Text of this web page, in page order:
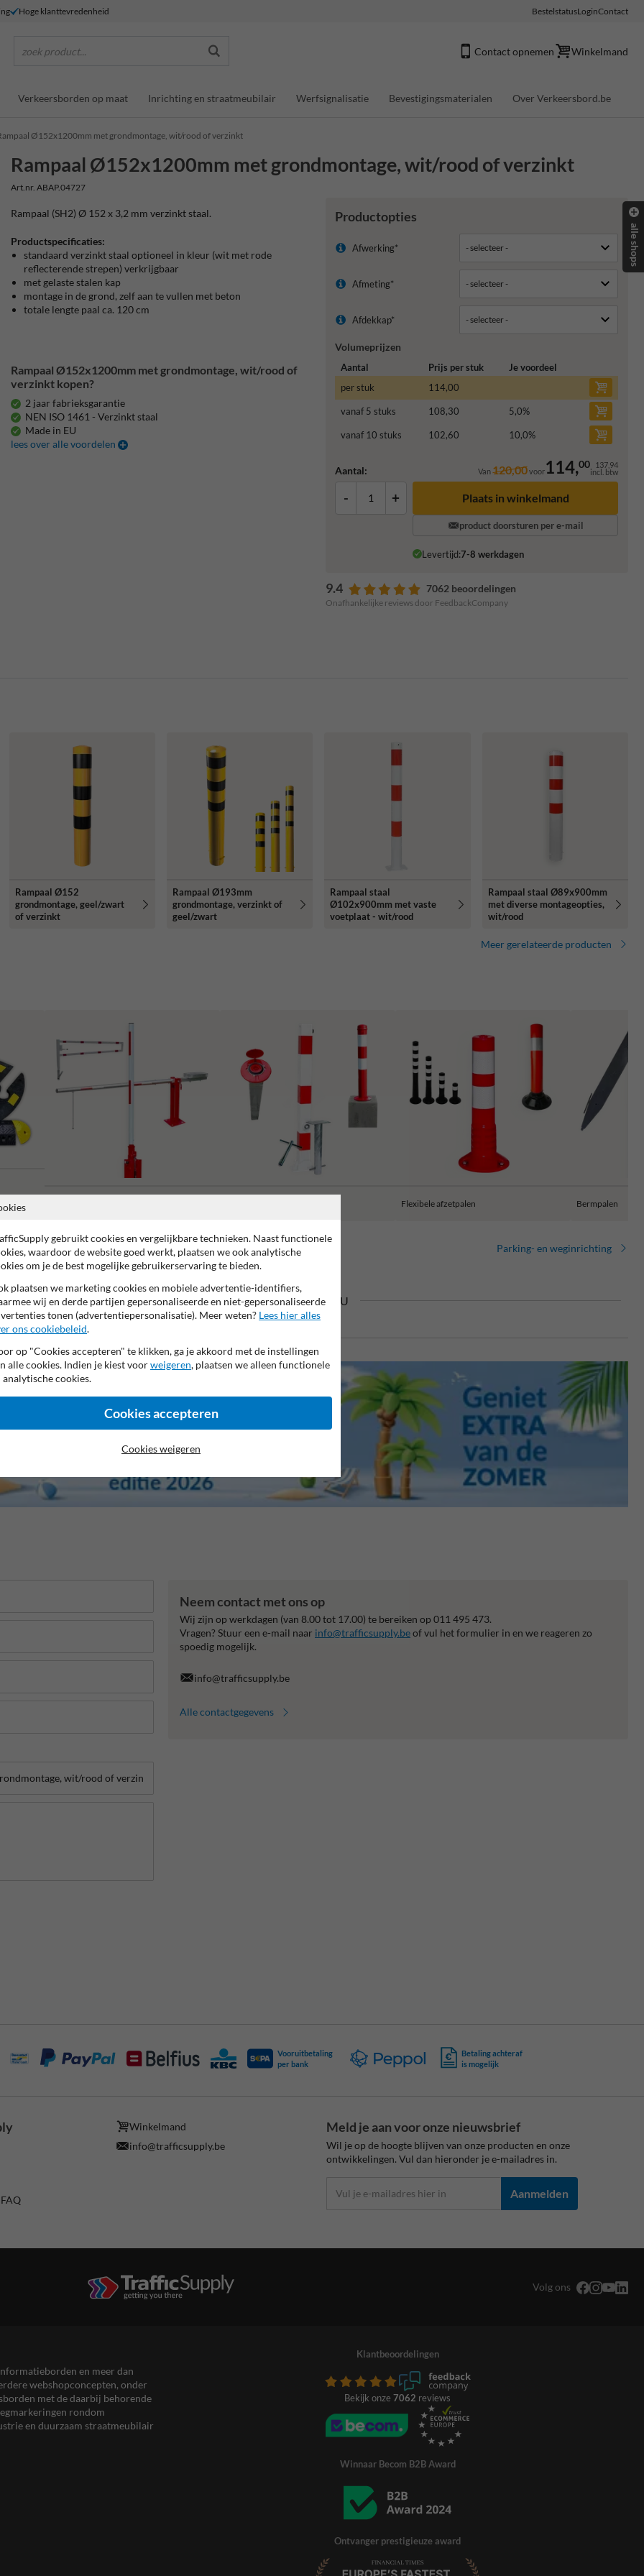
Hoge klanttevredenheid BestelstatusLoginContact
zoek product... Contact opnemen Winkelmand
Verkeersborden op maat Inrichting en straatmeubilair Werfsignalisatie Bevestigingsmaterialen Over Verkeersbord.be
Ø152x1200mm met grondmontage, wit/rood of verzinkt
Rampaal Ø152x1200mm met grondmontage, wit/rood of verzinkt
Art.nr. ABAP.04727
Productopties
Afwerking*
Afmeting*
Afdekkap*
Volumeprijzen
Aantal Prijs per stuk
Je voordeel
per stuk
114,00
vanaf 5 stuks 108,30 5,0%
vanaf 10 stuks 102,60 10,0%
Aantal: Van120,00voor114,00 137,94
incl. btw
- + Plaats in winkelmand
product doorsturen per e-mail
Levertijd:7-8 werkdagen
9.4 7062 beoordelingen
Onafhankelijke reviews door FeedbackCompany
Rampaal (SH2) Ø 152 x 3,2 mm verzinkt staal.
Productspecificaties:
standaard verzinkt staal optioneel in kleur (wit met rode
reflecterende strepen) verkrijgbaar
met gelaste stalen kap
montage in de grond, zelf aan te vullen met beton
totale lengte paal ca. 120 cm
Rampaal Ø152x1200mm met grondmontage, wit/rood of
verzinkt kopen?
2 jaar fabrieksgarantie
NEN ISO 1461 - Verzinkt staal
Made in EU
lees over alle voordelen
Rampaal Ø152
grondmontage, geel/zwart
of verzinkt
Rampaal Ø193mm
grondmontage, verzinkt of
geel/zwart
Rampaal staal
Ø102x900mm met vaste
voetplaat - wit/rood
Rampaal staal Ø89x900mm
met diverse montageopties,
wit/rood
Meer gerelateerde producten
Flexibele afzetpalen Bermpalen
Parking- en weginrichting
jaar fabrieksgarantie NEN ISO 1461 - Verzinkt staal Made in EU
Neem contact met ons op
Wij zijn op werkdagen (van 8.00 tot 17.00) te bereiken op 011 495 473.
Vragen? Stuur een e-mail naar info@trafficsupply.beof vul het formulier in en we reageren zo
spoedig mogelijk.
info@trafficsupply.be
Alle contactgegevens
Vooruitbetaling
per bank
Betaling achteraf
is mogelijk
Winkelmand
info@trafficsupply.be
Meld je aan voor onze nieuwsbrief
Wil je op de hoogte blijven van onze producten en onze
ontwikkelingen. Vul dan hieronder je e-mailadres in.
Aanmelden
Volg ons
en meer dan
webshopconcepten, onder
met de daarbij behorende
rondom
en duurzaam straatmeubilair
Klantbeoordelingen
Bekijk onze 7062 reviews
Winnaar Becom B2B Award
Ontvanger prestigieuze award
alle shops
gebruikt cookies en vergelijkbare technieken. Naast functionele
waardoor de website goed werkt, plaatsen we ook analytische
om je de best mogelijke gebruikerservaring te bieden.
plaatsen we marketing cookies en mobiele advertentie-identifiers,
wij en derde partijen gepersonaliseerde en niet-gepersonaliseerde
tonen (advertentiepersonalisatie). Meer weten? Lees hier alles
ons cookiebeleid.
op "Cookies accepteren" te klikken, ga je akkoord met de instellingen
alle cookies. Indien je kiest voorweigeren, plaatsen we alleen functionele
analytische cookies.
Cookies accepteren
Cookies weigeren